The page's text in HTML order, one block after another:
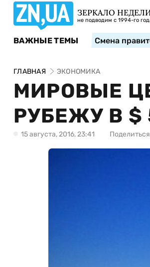
ЗЕРКАЛО
не подводим с 1994-го
ВАЖНЫЕ ТЕМЫ Смена
ГЛАВНАЯ ЭКОНОМИКА
МИРОВЫЕ
РУБЕЖУ В $
15 августа, 2016, 23:41 Поделиться